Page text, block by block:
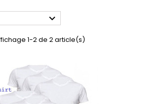

1-2 de 2 article(s)